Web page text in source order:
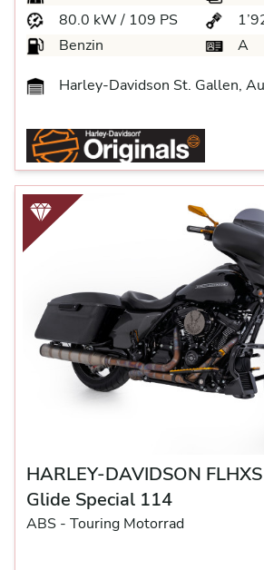
80.0 kW / 109 PS
Benzin
A
Harley-Davidson St. Gallen,
HARLEY-DAVIDSON
Glide Special 114
ABS - Touring Motorrad